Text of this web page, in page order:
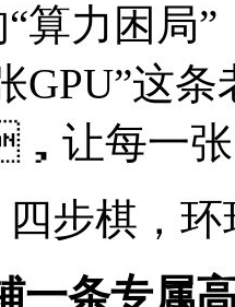
力困局
GPU”这
让每一张
步棋，
一条专属